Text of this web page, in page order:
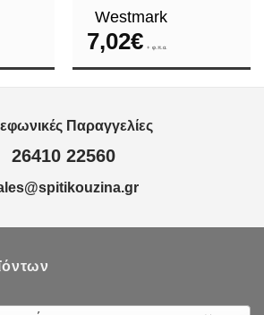
Westmark
7,02€ + φ.π.α.
Παραγγελίες
26410 22560